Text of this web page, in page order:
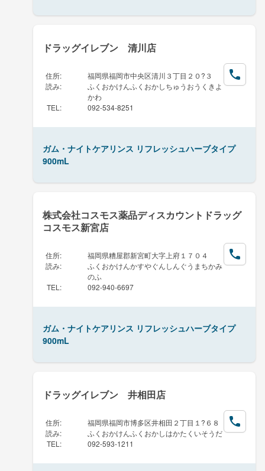
ドラッグイレブン 清川店
住所:
福岡県福岡市中央区清川３丁目２０?３
読み:
ふくおかけんふくおかしちゅうおうくきよ
かわ
TEL : 092-534-8251
ガム・ナイトケアリンス リフレッシュハーブタイプ
900mL
株式会社コスモス薬品ディスカウントドラッグ
コスモス新宮店
住所:
福岡県糟屋郡新宮町大字上府１７０４
読み:
ふくおかけんかすやぐんしんぐうまちかみ
のふ
TEL : 092-940-6697
ガム・ナイトケアリンス リフレッシュハーブタイプ
900mL
ドラッグイレブン 井相田店
住所:
福岡県福岡市博多区井相田２丁目１?６８
読み:
ふくおかけんふくおかしはかたくいそうだ
TEL : 092-593-1211